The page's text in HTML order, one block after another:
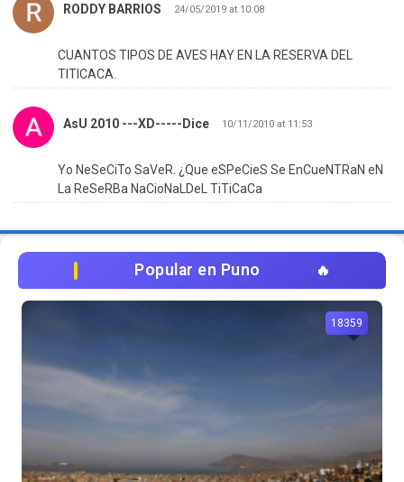
RODDY BARRIOS 24/05/2019 at 10:08
CUANTOS TIPOS DE AVES HAY EN LA RESERVA DEL
TITICACA.
AsU 2010 ---XD-----Dice 10/11/2010 at 11:53
Yo NeSeCiTo SaVeR. ¿Que eSPeCieS Se EnCueNTRaN eN
La ReSeRBa NaCioNaLDeL TiTiCaCa
Popular en Puno
18359